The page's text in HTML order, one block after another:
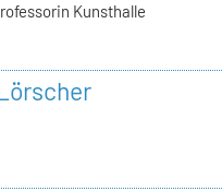
Kunsthalle